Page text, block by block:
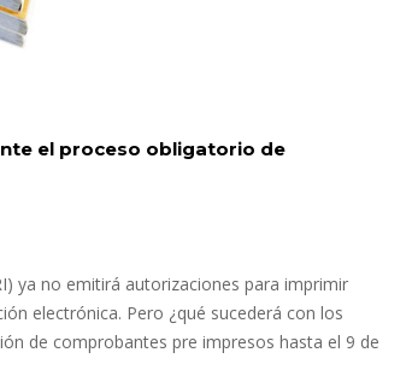
el proceso obligatorio de
ya no emitirá autorizaciones para imprimir
electrónica. Pero ¿qué sucederá con los
de comprobantes pre impresos hasta el 9 de